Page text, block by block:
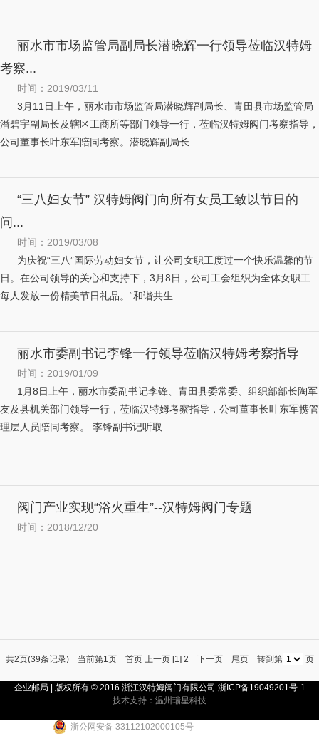
丽水市市场监管局副局长潜晓辉一行领导莅临汉特姆
考察...
时间：2019/03/11
3月11日上午，丽水市市场监管局潜晓辉副局长、青田县市场监管局
潘碧宇副局长及辖区工商所等部门领导一行，莅临汉特姆阀门考察指导，
公司董事长叶东军陪同考察。潜晓辉副局长...
“三八妇女节” 汉特姆阀门向所有女员工致以节日的
问...
时间：2019/03/08
为庆祝“三八”国际劳动妇女节，让公司女职工度过一个快乐温馨的节
日。在公司领导的关心和支持下，3月8日，公司工会组织为全体女职工
每人发放一份精美节日礼品。“和谐共生....
丽水市委副书记李锋一行领导莅临汉特姆考察指导
时间：2019/01/09
1月8日上午，丽水市委副书记李锋、青田县委常委、组织部部长陶军
友及县机关部门领导一行，莅临汉特姆考察指导，公司董事长叶东军携管
理层人员陪同考察。 李锋副书记听取...
阀门产业实现“浴火重生”--汉特姆阀门专题
时间：2018/12/20
共2页(39条记录) 当前第1 页 首页 上一页 [1] 2 下一页 尾页转到第 页
企业邮局 | 版权所有 © 2016 浙江汉特姆阀门有限公司 浙ICP备19049201号-1
技术支持：温州瑞星科技
浙公网安备 33112102000105号